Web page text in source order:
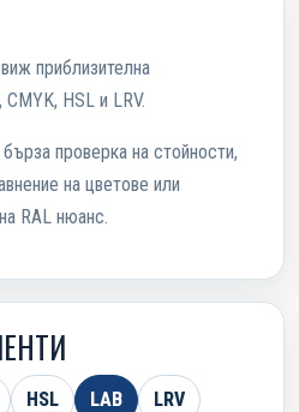
приблизителна
CMYK, HSL и LRV.
проверка на стойности,
на цветове или
RAL нюанс.
HSL LAB LRV